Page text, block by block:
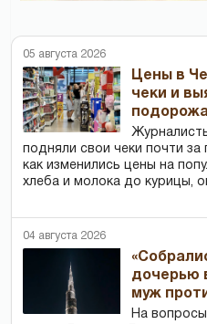
05 августа 2026
Цены в
чеки и
подняли свои чеки почти
как изменились цены на
хлеба и молока до курицы,
04 августа 2026
дочерью
муж
На